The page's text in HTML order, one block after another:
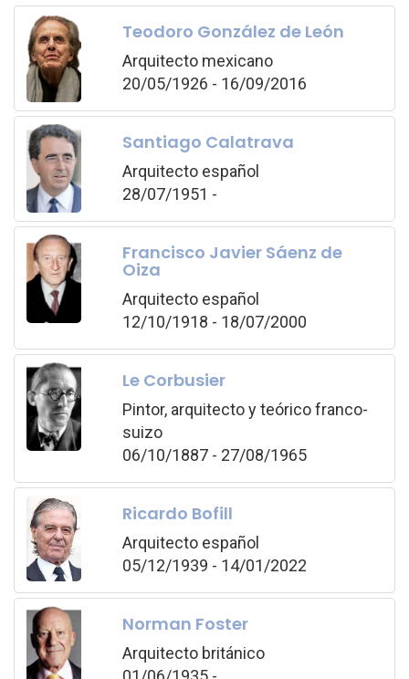
Teodoro González de León
Arquitecto mexicano
20/05/1926 - 16/09/2016
Santiago Calatrava
Arquitecto español
28/07/1951 -
Francisco Javier Sáenz de
Oiza
Arquitecto español
12/10/1918 - 18/07/2000
Le Corbusier
Pintor, arquitecto y teórico franco-
suizo
06/10/1887 - 27/08/1965
Ricardo Bofill
Arquitecto español
05/12/1939 - 14/01/2022
Norman Foster
Arquitecto británico